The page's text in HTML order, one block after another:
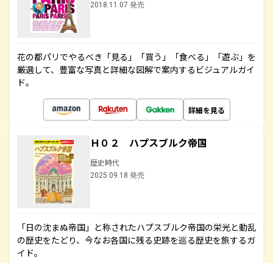
2018.11.07 発売
花の都パリでやるべき「見る」「買う」「食べる」「遊ぶ」を
厳選して、豊富な写真と詳細な図解で案内するビジュアルガイ
ド。
詳細を見る
Ｈ０２ ハプスブルク帝国
歴史時代
2025.09.18 発売
「日の沈まぬ帝国」と称されたハプスブルク帝国の栄光と動乱
の歴史をたどり、今なお各国に残る史跡を巡る歴史を旅するガ
イド。